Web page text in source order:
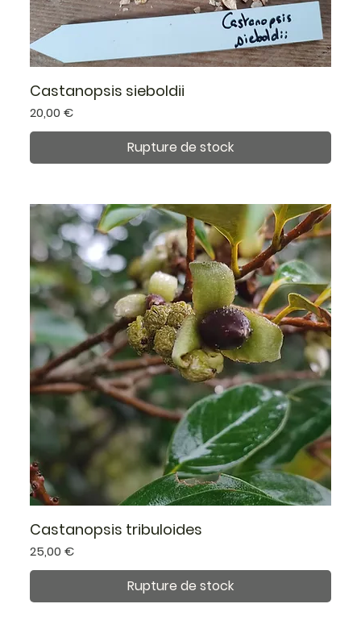
Castanopsis sieboldii
Prix
20,00 €
Rupture de stock
Castanopsis tribuloides
Prix
25,00 €
Rupture de stock